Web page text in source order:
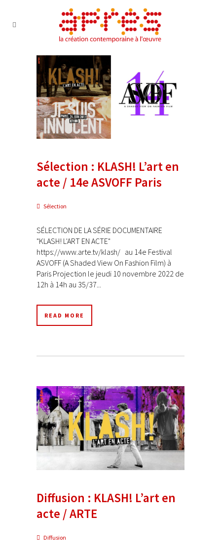
Sélection : KLASH! L’art en
acte / 14e ASVOFF Paris
Sélection
SÉLECTION DE LA SÉRIE DOCUMENTAIRE
"KLASH! L'ART EN ACTE"
https://www.arte.tv/klash/ au 14e Festival
ASVOFF (A Shaded View On Fashion Film) à
Paris Projection le jeudi 10 novembre 2022 de
12h à 14h au 35/37...
READ MORE
Diffusion : KLASH! L’art en
acte / ARTE
Diffusion